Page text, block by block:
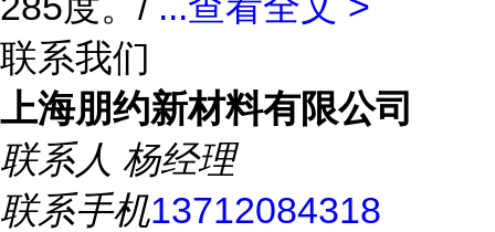
联系我们
上海朋约新材料有限公司
联系人 杨经理
联系手机13712084318